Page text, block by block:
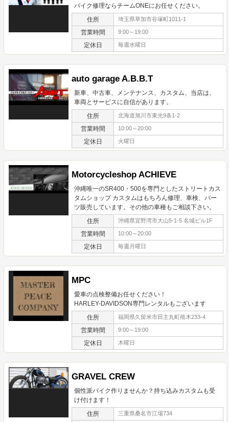
バイク修理ならチームONEにお任せください。
住所 埼玉県草加市谷塚町1011-1
営業時間 9:00～19:00
定休日 毎週水曜日
auto garage A.B.B.T
新車、中古車、メンテナンス、カスタム、当店は、
車両とサービスに自信があります。
住所 北海道旭川市東光9条1-2
営業時間 10:00～20:00
定休日 火曜日
Motorcycleshop ACHIEVE
沖縄唯一のSR400・500を専門としたストリートカス
タムショップ カスタムはもちろん修理、車検、パー
ツ販売しています。その他の車種もご相談下さい。
住所 沖縄県宜野湾市大山5-1-5 名城ビル1F
営業時間 10:00～20:00
定休日 毎週月曜日
MPC
愛車の点検整備お任せください！
HARLEY-DAVIDSON専門レンタルもございます
住所 福岡県久留米市田主丸町殖木233-4
営業時間 9:00～19:00
定休日 木曜日
GRAVEL CREW
個性派バイク作りませんか？持ち込みカスタムも受
け付けます！
住所 三重県桑名市江場734